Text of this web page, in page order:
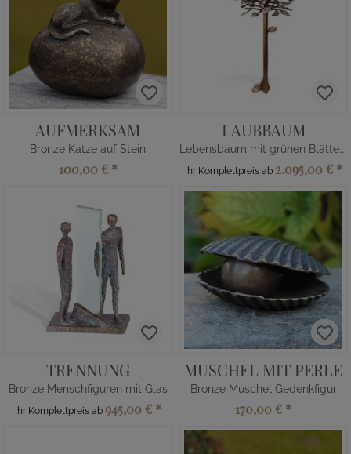
AUFMERKSAM
Bronze Katze auf Stein
100,00 € *
LAUBBAUM
Lebensbaum mit grünen Blättern
Ihr Komplettpreis ab 2.095,00 € *
TRENNUNG
Bronze Menschfiguren mit Glas
Ihr Komplettpreis ab 945,00 € *
MUSCHEL MIT PERLE
Bronze Muschel Gedenkfigur
170,00 € *